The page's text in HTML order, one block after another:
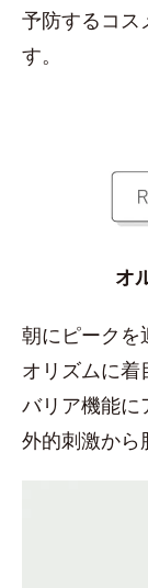
予防するコス
す。
オ
朝にピークを
オリズムに着
バリア機能に
外的刺激から